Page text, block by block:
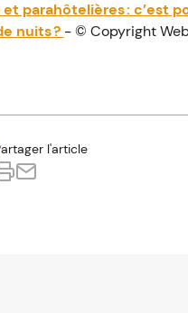
parahôtelières : c’est
nuits ? - © Copyright
l'article